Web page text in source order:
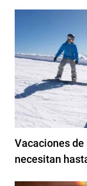
Vacaciones
necesitan